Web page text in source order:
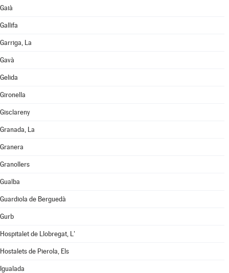
Gaià
Gallifa
Garriga, La
Gavà
Gelida
Gironella
Gisclareny
Granada, La
Granera
Granollers
Gualba
Guardiola de Berguedà
Gurb
Hospitalet de Llobregat, L'
Hostalets de Pierola, Els
Igualada